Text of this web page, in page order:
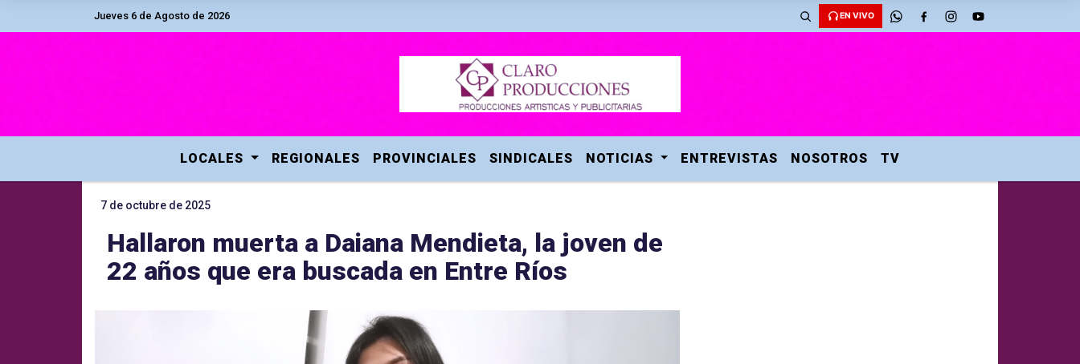
Jueves 6 de Agosto de 2026 EN VIVO
LOCALES REGIONALES PROVINCIALES SINDICALES NOTICIAS ENTREVISTAS NOSOTROS TV
7 de octubre de 2025
Hallaron muerta a Daiana Mendieta, la joven de
22 años que era buscada en Entre Ríos